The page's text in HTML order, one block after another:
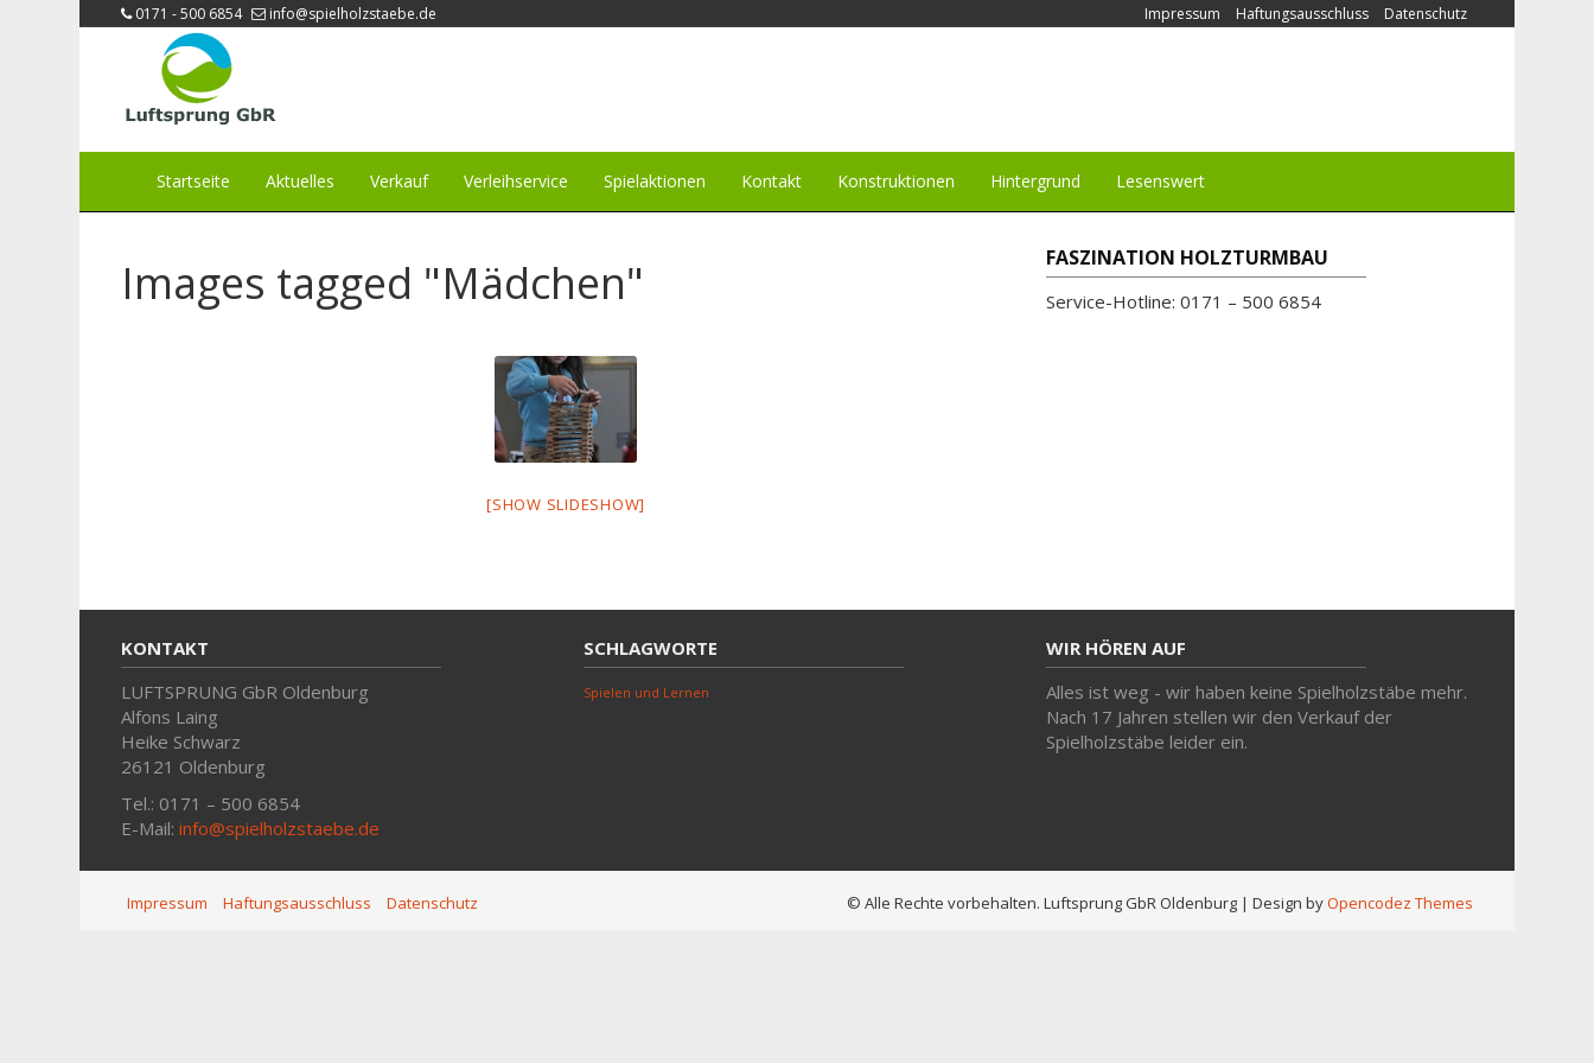
0171 - 500 6854 info@spielholzstaebe.de Impressum Haftungsausschluss Datenschutz
Startseite Aktuelles Verkauf Verleihservice Spielaktionen Kontakt Konstruktionen Hintergrund Lesenswert
Images tagged "Mädchen"
[SHOW SLIDESHOW]
FASZINATION HOLZTURMBAU
Service-Hotline: 0171 – 500 6854
KONTAKT
LUFTSPRUNG GbR Oldenburg
Alfons Laing
Heike Schwarz
26121 Oldenburg
Tel.: 0171 – 500 6854
E-Mail: info@spielholzstaebe.de
SCHLAGWORTE
Spielen und Lernen
WIR HÖREN AUF
Alles ist weg - wir haben keine Spielholzstäbe mehr.
Nach 17 Jahren stellen wir den Verkauf der
Spielholzstäbe leider ein.
Impressum Haftungsausschluss Datenschutz © Alle Rechte vorbehalten. Luftsprung GbR Oldenburg | Design byOpencodez Themes